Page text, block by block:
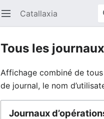
Ouvrir le menu principal Catallaxia
Tous les
Affichage combiné de
de journal, le nom
Journaux